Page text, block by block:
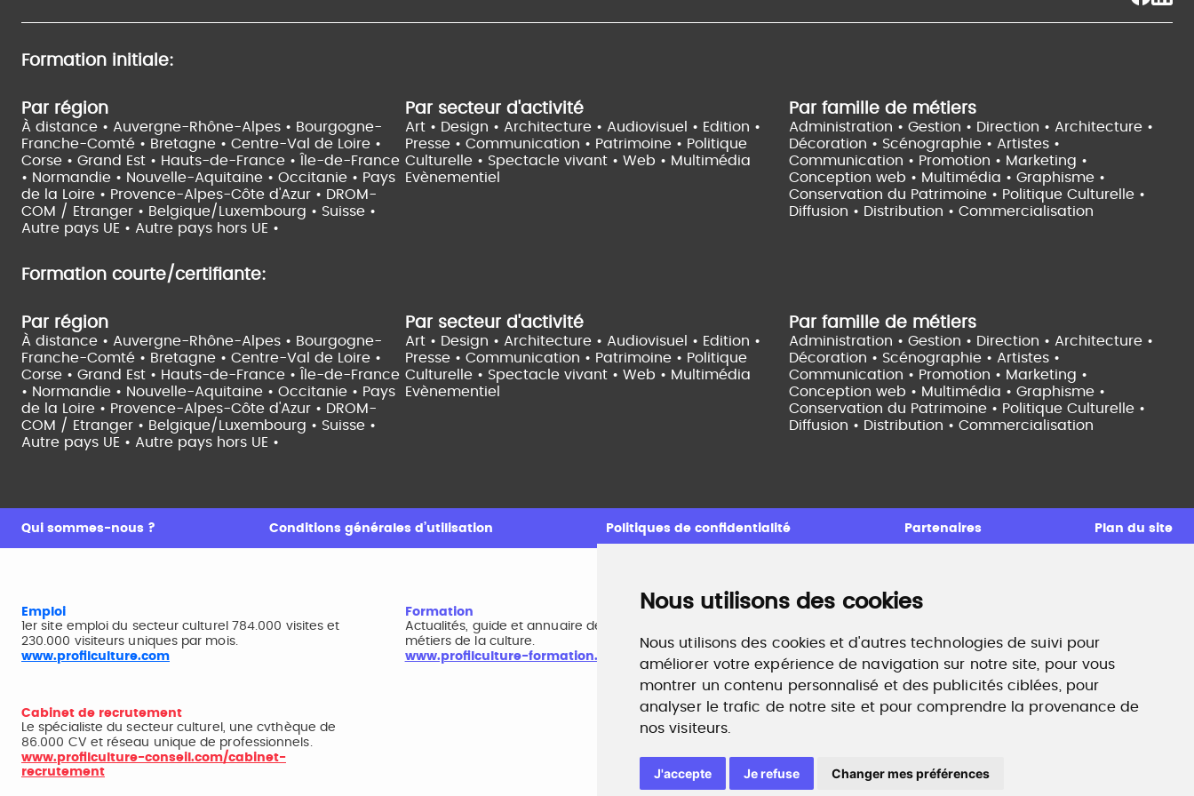
Nous utilisons des cookies
Nous utilisons des cookies et d'autres technologies de suivi pour
améliorer votre expérience de navigation sur notre site, pour vous
montrer un contenu personnalisé et des publicités ciblées, pour
analyser le trafic de notre site et pour comprendre la provenance de
nos visiteurs.
J'accepte Je refuse Changer mes préférences
Formation initiale:
Par région
À distance • Auvergne-Rhône-Alpes • Bourgogne-
Franche-Comté • Bretagne • Centre-Val de Loire •
Corse • Grand Est • Hauts-de-France •
Île-de-France
• Normandie • Nouvelle-Aquitaine • Occitanie • Pays
de la Loire • Provence-Alpes-Côte d'Azur • DROM-
COM / Etranger • Belgique/Luxembourg • Suisse •
Autre pays UE • Autre pays hors UE •
Par secteur d'activité
Art • Design • Architecture • Audiovisuel • Edition •
Presse • Communication • Patrimoine • Politique
Culturelle • Spectacle vivant • Web • Multimédia
Evènementiel
Par famille de métiers
Administration • Gestion • Direction • Architecture •
Décoration • Scénographie • Artistes •
Communication • Promotion • Marketing •
Conception web • Multimédia • Graphisme •
Conservation du Patrimoine • Politique Culturelle •
Diffusion • Distribution • Commercialisation
Formation courte/certifiante:
Par région
À distance • Auvergne-Rhône-Alpes • Bourgogne-
Franche-Comté • Bretagne • Centre-Val de Loire •
Corse • Grand Est • Hauts-de-France •
Île-de-France
• Normandie • Nouvelle-Aquitaine • Occitanie • Pays
de la Loire • Provence-Alpes-Côte d'Azur • DROM-
COM / Etranger • Belgique/Luxembourg • Suisse •
Autre pays UE • Autre pays hors UE •
Par secteur d'activité
Art • Design • Architecture • Audiovisuel • Edition •
Presse • Communication • Patrimoine • Politique
Culturelle • Spectacle vivant • Web • Multimédia
Evènementiel
Par famille de métiers
Administration • Gestion • Direction • Architecture •
Décoration • Scénographie • Artistes •
Communication • Promotion • Marketing •
Conception web • Multimédia • Graphisme •
Conservation du Patrimoine • Politique Culturelle •
Diffusion • Distribution • Commercialisation
Qui sommes-nous ? Conditions générales d’utilisation Politiques de confidentialité Partenaires Plan du site
Emploi
1er site emploi du secteur culturel 784.000 visites et
230.000 visiteurs uniques par mois.
www.profilculture.com
Formation
Actualités, guide et annuaire des formations aux
métiers de la culture.
www.profilculture-formation.com
Accompagnement professionnel
recherche d'emploi, entretien conseil.
www.profilculture-competences.com
Cabinet de recrutement
Le spécialiste du secteur culturel, une cvthèque de
86.000 CV et réseau unique de professionnels.
www.profilculture-conseil.com/cabinet-
recrutement